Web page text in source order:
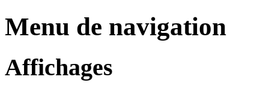
Menu de navigation
Affichages